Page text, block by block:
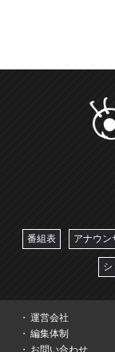
番組表 アナウン
シ
運営会社
編集体制
お問い合わせ